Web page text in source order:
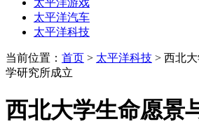
太平洋游戏
太平洋汽车
太平洋科技
当前位置： 首页 > 太平洋科技 > 西北
学研究所成立
西北大学生命愿景